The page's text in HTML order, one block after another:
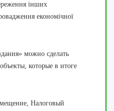
інших
економічної
можно сделать
которые в итоге
Налоговый